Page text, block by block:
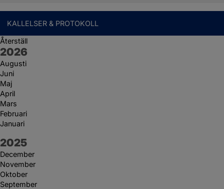
KALLELSER & PROTOKOLL
Återställ
År:
2026
Augusti
Juni
Maj
April
Mars
Februari
Januari
År:
2025
December
November
Oktober
September